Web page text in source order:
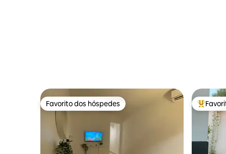
Favorito dos hóspedes
Favorito dos hóspedes